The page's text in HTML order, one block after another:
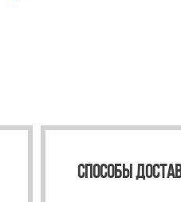
СПОСОБЫ